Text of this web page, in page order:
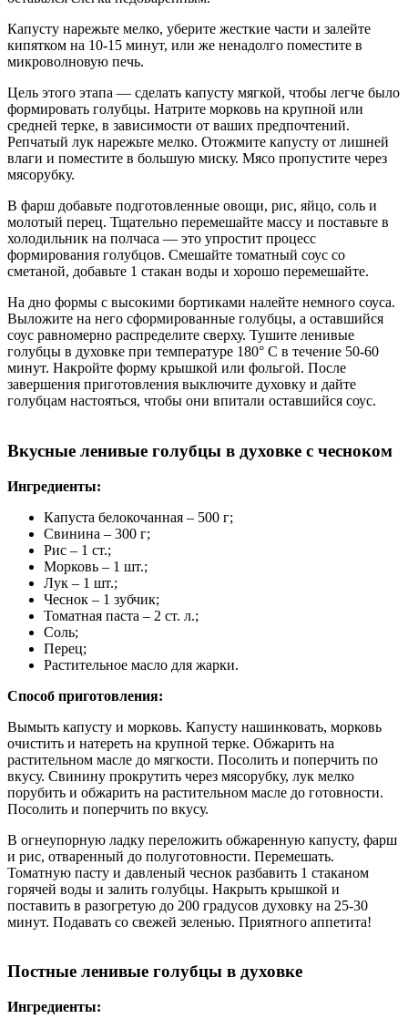
Капусту нарежьте мелко, уберите жесткие части и залейте
кипятком на 10-15 минут, или же ненадолго поместите в
микроволновую печь.
Цель этого этапа — сделать капусту мягкой, чтобы легче было
формировать голубцы. Натрите морковь на крупной или
средней терке, в зависимости от ваших предпочтений.
Репчатый лук нарежьте мелко. Отожмите капусту от лишней
влаги и поместите в большую миску. Мясо пропустите через
мясорубку.
В фарш добавьте подготовленные овощи, рис, яйцо, соль и
молотый перец. Тщательно перемешайте массу и поставьте в
холодильник на полчаса — это упростит процесс
формирования голубцов. Смешайте томатный соус со
сметаной, добавьте 1 стакан воды и хорошо перемешайте.
На дно формы с высокими бортиками налейте немного соуса.
Выложите на него сформированные голубцы, а оставшийся
соус равномерно распределите сверху. Тушите ленивые
голубцы в духовке при температуре 180° С в течение 50-60
минут. Накройте форму крышкой или фольгой. После
завершения приготовления выключите духовку и дайте
голубцам настояться, чтобы они впитали оставшийся соус.
Вкусные ленивые голубцы в духовке с чесноком
Ингредиенты:
Капуста белокочанная – 500 г;
Свинина – 300 г;
Рис – 1 ст.;
Морковь – 1 шт.;
Лук – 1 шт.;
Чеснок – 1 зубчик;
Томатная паста – 2 ст. л.;
Соль;
Перец;
Растительное масло для жарки.
Способ приготовления:
Вымыть капусту и морковь. Капусту нашинковать, морковь
очистить и натереть на крупной терке. Обжарить на
растительном масле до мягкости. Посолить и поперчить по
вкусу. Свинину прокрутить через мясорубку, лук мелко
порубить и обжарить на растительном масле до готовности.
Посолить и поперчить по вкусу.
В огнеупорную ладку переложить обжаренную капусту, фарш
и рис, отваренный до полуготовности. Перемешать.
Томатную пасту и давленый чеснок разбавить 1 стаканом
горячей воды и залить голубцы. Накрыть крышкой и
поставить в разогретую до 200 градусов духовку на 25-30
минут. Подавать со свежей зеленью. Приятного аппетита!
Постные ленивые голубцы в духовке
Ингредиенты: